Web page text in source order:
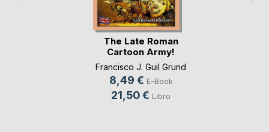
The Late Roman
Cartoon Army!
Francisco J. Guil Grund
8,49 € E-Book
21,50 € Libro